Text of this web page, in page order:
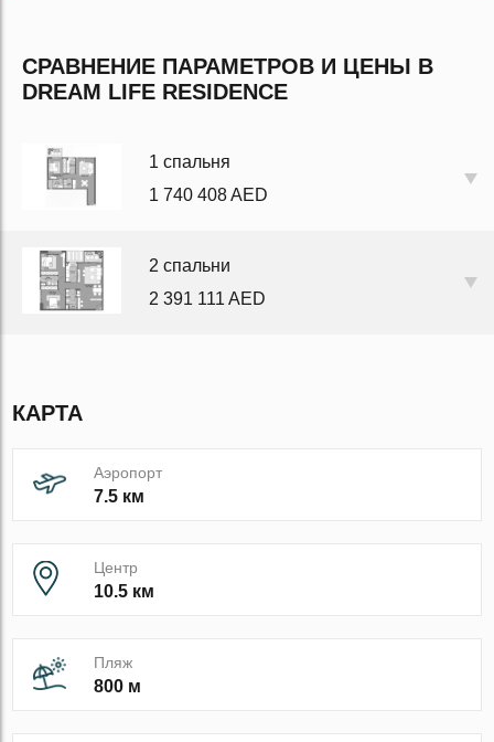
СРАВНЕНИЕ ПАРАМЕТРОВ И ЦЕНЫ В
DREAM LIFE RESIDENCE
1 спальня
1 740 408 AED
2 спальни
2 391 111 AED
КАРТА
Аэропорт
7.5 км
Центр
10.5 км
Пляж
800 м